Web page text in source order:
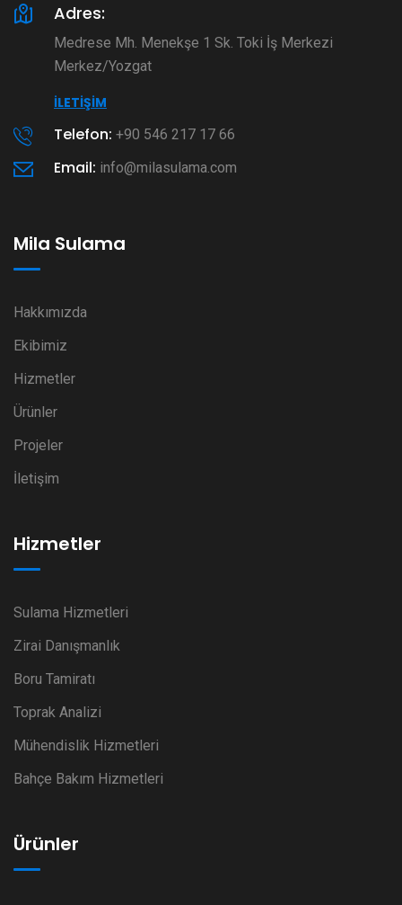
Adres:
Medrese Mh. Menekşe 1 Sk. Toki İş Merkezi
Merkez/Yozgat
İLETIŞIM
Telefon: +90 546 217 17 66
Email: info@milasulama.com
Mila Sulama
Hakkımızda
Ekibimiz
Hizmetler
Ürünler
Projeler
İletişim
Hizmetler
Sulama Hizmetleri
Zirai Danışmanlık
Boru Tamiratı
Toprak Analizi
Mühendislik Hizmetleri
Bahçe Bakım Hizmetleri
Ürünler